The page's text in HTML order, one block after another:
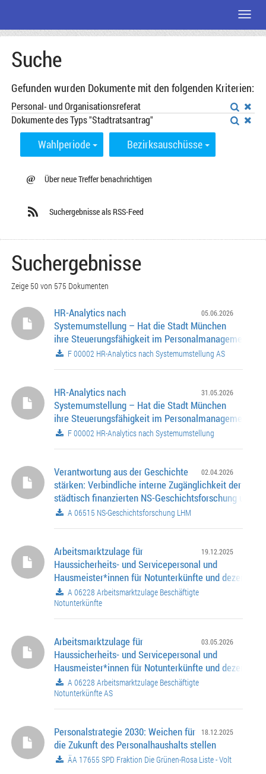
Seiteninhalt
Suche
Gefunden wurden Dokumente mit den folgenden Kriterien:
Personal- und Organisationsreferat
Dokumente des Typs "Stadtratsantrag"
Wahlperiode Bezirksauschüsse
@ Über neue Treffer benachrichtigen
Suchergebnisse als RSS-Feed
Suchergebnisse
Zeige 50 von 575 Dokumenten
05.06.2026
HR-Analytics nach
Systemumstellung – Hat die Stadt München
ihre Steuerungsfähigkeit im Personalmanagement
F 00002 HR-Analytics nach Systemumstellung AS
31.05.2026
HR-Analytics nach
Systemumstellung – Hat die Stadt München
ihre Steuerungsfähigkeit im Personalmanagement
F 00002 HR-Analytics nach Systemumstellung
02.04.2026
Verantwortung aus der Geschichte
stärken: Verbindliche interne Zugänglichkeit der
städtisch finanzierten NS-Geschichtsforschung und
verpflichtende Fortbildungsangebote für Beschäftigte
A 06515 NS-Geschichtsforschung LHM
19.12.2025
Arbeitsmarktzulage für
Haussicherheits- und Servicepersonal und
Hausmeister*innen für Notunterkünfte und dezentrale
Unterkünfte
A 06228 Arbeitsmarktzulage Beschäftigte
Notunterkünfte
03.05.2026
Arbeitsmarktzulage für
Haussicherheits- und Servicepersonal und
Hausmeister*innen für Notunterkünfte und dezentrale
Unterkünfte
A 06228 Arbeitsmarktzulage Beschäftigte
Notunterkünfte AS
18.12.2025
Personalstrategie 2030: Weichen für
die Zukunft des Personalhaushalts stellen
ÄA 17655 SPD Fraktion Die Grünen-Rosa Liste - Volt